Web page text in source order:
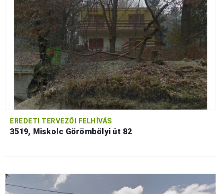
EREDETI TERVEZŐI FELHÍVÁS
3519, Miskolc Görömbölyi út 82